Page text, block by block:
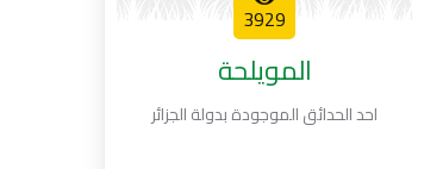
3929
المويلحة
احد الحدائق الموجودة بدولة الجزائر